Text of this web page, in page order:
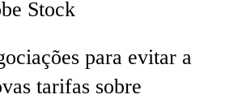
para evitar a
tarifas sobre